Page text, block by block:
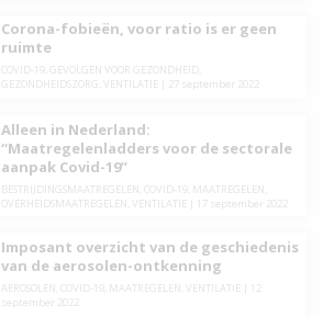
Corona-fobieën, voor ratio is er geen
ruimte
COVID-19, GEVOLGEN VOOR GEZONDHEID,
GEZONDHEIDSZORG
VENTILATIE 27 september 2022
Alleen in Nederland:
“Maatregelenladders voor de sectorale
aanpak Covid-19”
BESTRIJDINGSMAATREGELEN COVID-19, MAATREGELEN
OVERHEIDSMAATREGELEN
VENTILATIE 17 september 2022
Imposant overzicht van de geschiedenis
van de aerosolen-ontkenning
AEROSOLEN COVID-19, MAATREGELEN VENTILATIE
12
september 2022